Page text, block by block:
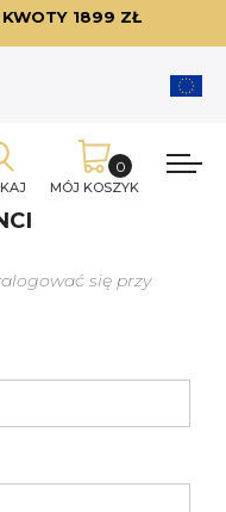
1899 ZŁ
MÓJ KOSZYK
się przy